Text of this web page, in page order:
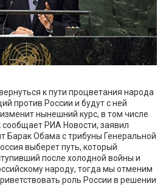
к пути процветания народа
против России и будут с ней
нынешний курс, в том числе
сообщает РИА Новости, заявил
Барак Обама с трибуны Генеральной
выберет путь, который
после холодной войны и
народу, тогда мы отменим
роль России в решении